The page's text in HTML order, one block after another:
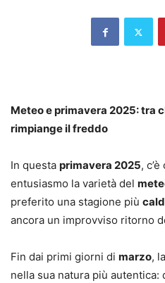
Meteo e primavera 2025: tra
rimpiange il freddo
In questa primavera 2025,
entusiasmo la varietà del
preferito una stagione più
ancora un improvviso ritorno
Fin dai primi giorni di marzo, la
nella sua natura più autentica: